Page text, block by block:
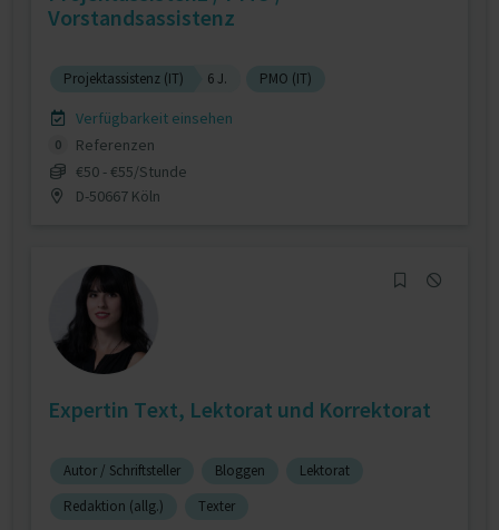
Vorstandsassistenz
Projektassistenz (IT) 6 J. PMO (IT)
Verfügbarkeit einsehen
0
Referenzen
€50 - €55/Stunde
D-50667 Köln
Expertin Text, Lektorat und Korrektorat
Autor / Schriftsteller Bloggen
Lektorat
Redaktion (allg.)
Texter